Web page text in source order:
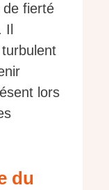
de fierté
lors
du